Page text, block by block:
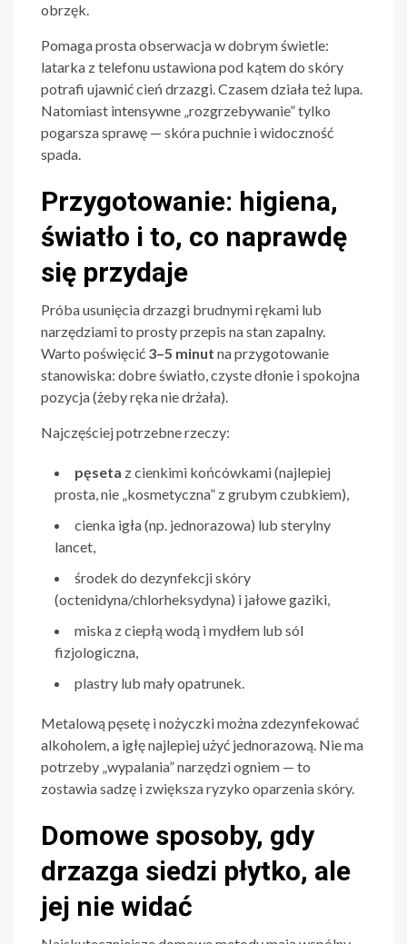
obrzęk.
Pomaga prosta obserwacja w dobrym świetle:
latarka z telefonu ustawiona pod kątem do skóry
potrafi ujawnić cień drzazgi. Czasem działa też lupa.
Natomiast intensywne „rozgrzebywanie” tylko
pogarsza sprawę — skóra puchnie i widoczność
spada.
Przygotowanie: higiena,
światło i to, co naprawdę
się przydaje
Próba usunięcia drzazgi brudnymi rękami lub
narzędziami to prosty przepis na stan zapalny.
Warto poświęcić 3–5 minut na przygotowanie
stanowiska: dobre światło, czyste dłonie i spokojna
pozycja (żeby ręka nie drżała).
Najczęściej potrzebne rzeczy:
pęseta z cienkimi końcówkami (najlepiej
prosta, nie „kosmetyczna” z grubym czubkiem),
cienka igła (np. jednorazowa) lub sterylny
lancet,
środek do dezynfekcji skóry
(octenidyna/chlorheksydyna) i jałowe gaziki,
miska z ciepłą wodą i mydłem lub sól
fizjologiczna,
plastry lub mały opatrunek.
Metalową pęsetę i nożyczki można zdezynfekować
alkoholem, a igłę najlepiej użyć jednorazową. Nie ma
potrzeby „wypalania” narzędzi ogniem — to
zostawia sadzę i zwiększa ryzyko oparzenia skóry.
Domowe sposoby, gdy
drzazga siedzi płytko, ale
jej nie widać